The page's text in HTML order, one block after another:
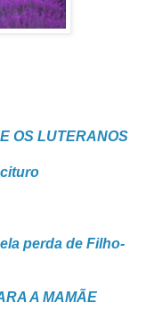
perda de Filho-
A MAMÃE